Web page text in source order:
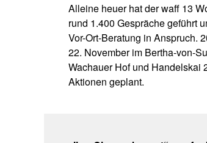
Alleine heuer hat der waff 13
rund 1.400 Gespräche geführt
Vor-Ort-Beratung in Anspruch.
22. November im Bertha-von-
Wachauer Hof und Handelskai
Aktionen geplant.